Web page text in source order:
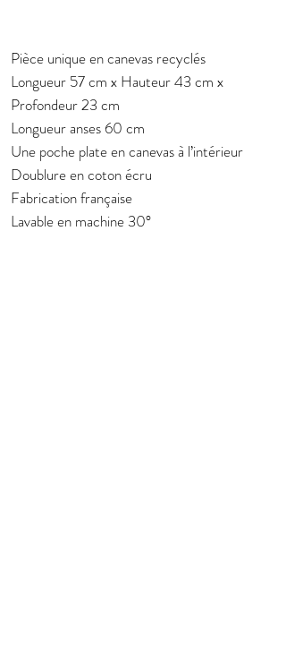
Pièce unique en canevas recyclés
Longueur 57 cm x Hauteur 43 cm x
Profondeur 23 cm
Longueur anses 60 cm
Une poche plate en canevas à l’intérieur
Doublure en coton écru
Fabrication française
Lavable en machine 30°